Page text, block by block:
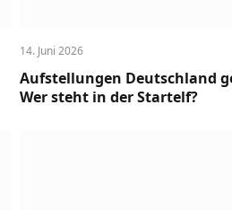
14. Juni 2026
Aufstellungen Deutschland
Wer steht in der Startelf?